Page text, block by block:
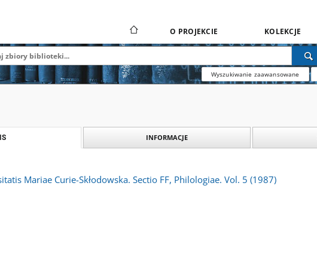
O PROJEKCIE KOLEKCJE
Wyszukiwanie zaawansowane
INFORMACJE
Mariae Curie-Skłodowska. Sectio FF, Philologiae. Vol. 5 (1987)